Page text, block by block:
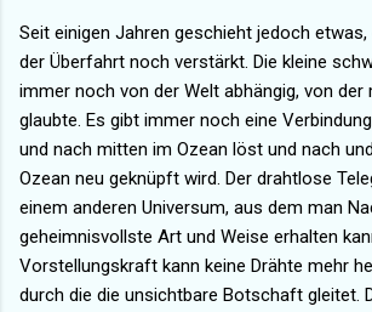
Seit einigen Jahren geschieht jedoch
der Überfahrt noch verstärkt. Die kleine
immer noch von der Welt abhängig, von
glaubte. Es gibt immer noch eine
und nach mitten im Ozean löst und nach
Ozean neu geknüpft wird. Der drahtlose
einem anderen Universum, aus dem man
geheimnisvollste Art und Weise erhalten
Vorstellungskraft kann keine Drähte mehr
durch die die unsichtbare Botschaft gleitet.